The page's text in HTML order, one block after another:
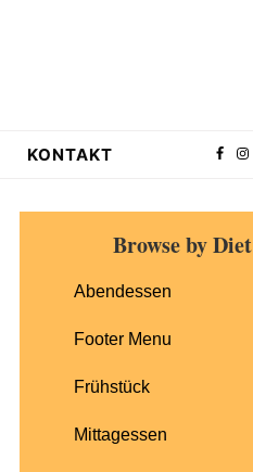
KONTAKT
Primary
SidebarBrowse by Diet
Abendessen
Footer Menu
Frühstück
Mittagessen